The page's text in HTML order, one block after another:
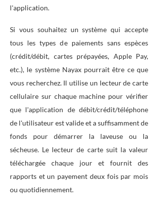
l'application.
Si vous souhaitez un système qui accepte
tous les types de paiements sans espèces
(crédit/débit, cartes prépayées, Apple Pay,
etc.), le système Nayax pourrait être ce que
vous recherchez. Il utilise un lecteur de carte
cellulaire sur chaque machine pour vérifier
que l'application de débit/crédit/téléphone
de l'utilisateur est valide et a suffisamment de
fonds pour démarrer la laveuse ou la
sécheuse. Le lecteur de carte suit la valeur
téléchargée chaque jour et fournit des
rapports et un payement deux fois par mois
ou quotidiennement.